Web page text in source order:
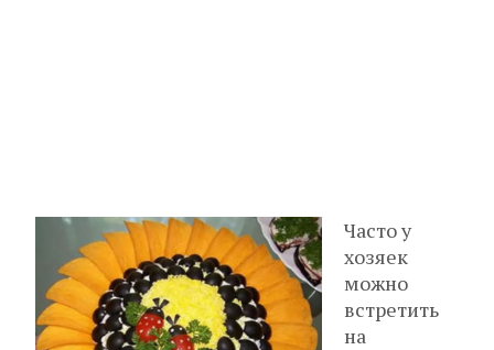
Часто у
хозяек
можно
встретить
на